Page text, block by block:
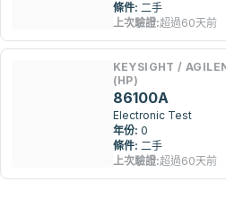
條件: 二手
上次驗證:超過60天前
KEYSIGHT /
(HP)
86100A
Electronic Test
年份: 0
條件: 二手
上次驗證:超過60天前